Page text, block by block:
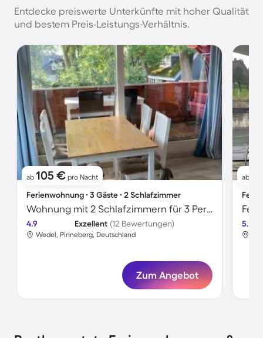
Entdecke preiswerte Unterkünfte mit hoher Qualität
und bestem Preis-Leistungs-Verhältnis.
ab 105 € pro Nacht
Ferienwohnung ∙ 3 Gäste ∙ 2 Schlafzimmer
Wohnung mit 2 Schlafzimmern für 3 Personen
4.9 Exzellent (12 Bewertungen)
Wedel, Pinneberg, Deutschland
Zum Angebot
ab
5.0